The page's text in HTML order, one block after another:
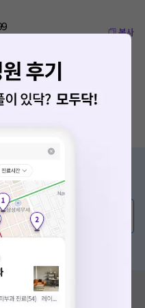
복사
이 있나요?
드려요!
한 게시글 보러가기